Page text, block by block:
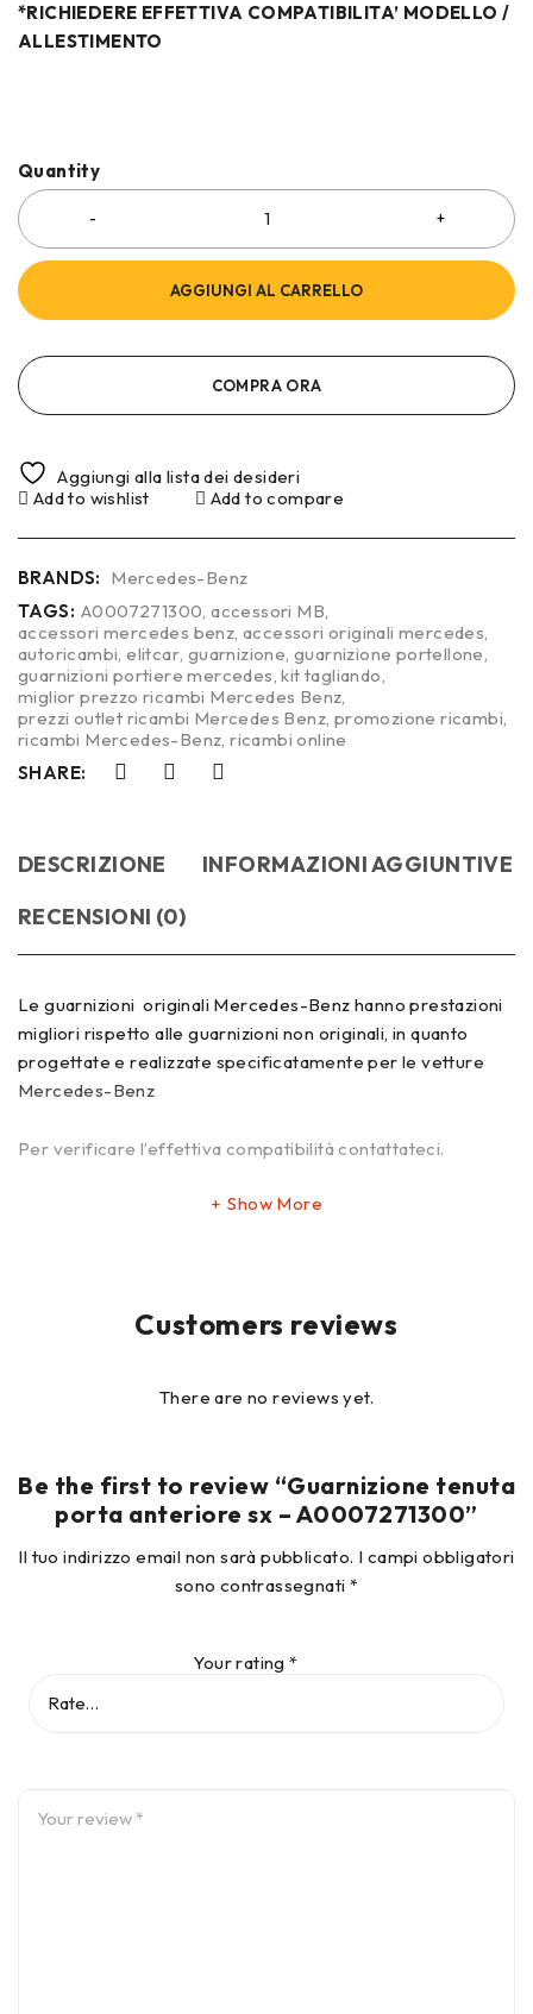
*RICHIEDERE EFFETTIVA COMPATIBILITA’ MODELLO /
ALLESTIMENTO
Quantity
AGGIUNGI AL CARRELLO
COMPRA ORA
Aggiungi alla lista dei desideri
Add to wishlist
Add to compare
BRANDS: Mercedes-Benz
TAGS: A0007271300,accessori MB,
accessori mercedes benz,accessori originali mercedes,
autoricambi,elitcar, guarnizione,guarnizione portellone,
guarnizioni portiere mercedes,kit tagliando,
miglior prezzo ricambi Mercedes Benz,
prezzi outlet ricambi Mercedes Benz, promozione ricambi,
ricambi Mercedes-Benz,ricambi online
SHARE:
DESCRIZIONE
INFORMAZIONI AGGIUNTIVE
RECENSIONI (0)
Le guarnizioni originali Mercedes-Benz hanno prestazioni
migliori rispetto alle guarnizioni non originali, in quanto
progettate e realizzate specificatamente per le vetture
Mercedes-Benz
Per verificare l’effettiva compatibilità contattateci.
Show More
Customers reviews
There are no reviews yet.
Be the first to review “Guarnizione tenuta
porta anteriore sx – A0007271300”
Il tuo indirizzo email non sarà pubblicato. I campi obbligatori
sono contrassegnati *
Your rating*